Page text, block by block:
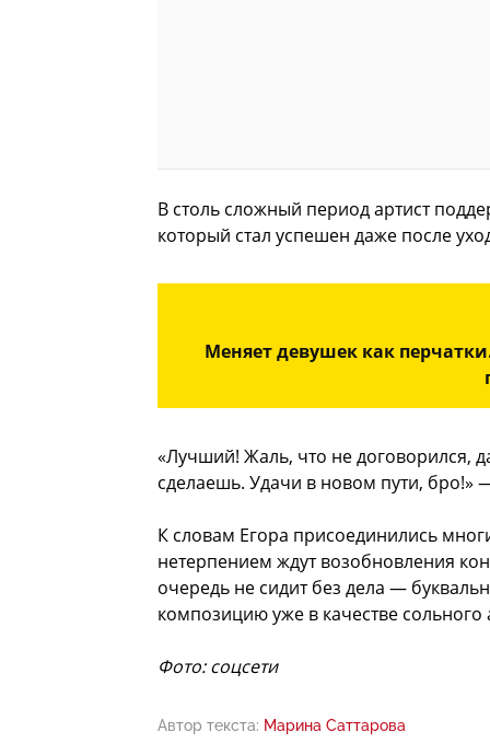
В столь сложный период артист
который стал успешен даже после
Меняет девушек как
«Лучший! Жаль, что не договорился,
сделаешь. Удачи в новом пути, бро!»
К словам Егора присоединились
нетерпением ждут возобновления
очередь не сидит без дела —
композицию уже в качестве сольного
Фото: соцсети
Автор текста: Марина Саттарова